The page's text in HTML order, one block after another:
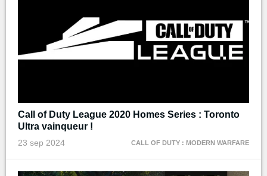
Call of Duty League 2020 Homes Series : Toronto
Ultra vainqueur !
23 sep 2024 CALL OF DUTY : MODERN WARFARE